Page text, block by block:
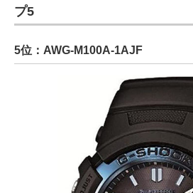
プ5
5位：AWG-M100A-1AJF